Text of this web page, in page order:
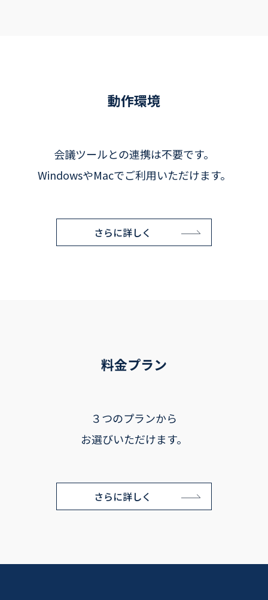
動作環境
会議ツールとの連携は不要です。
WindowsやMacでご利用いただけます。
さらに詳しく
料金プラン
３つのプランから
お選びいただけます。
さらに詳しく